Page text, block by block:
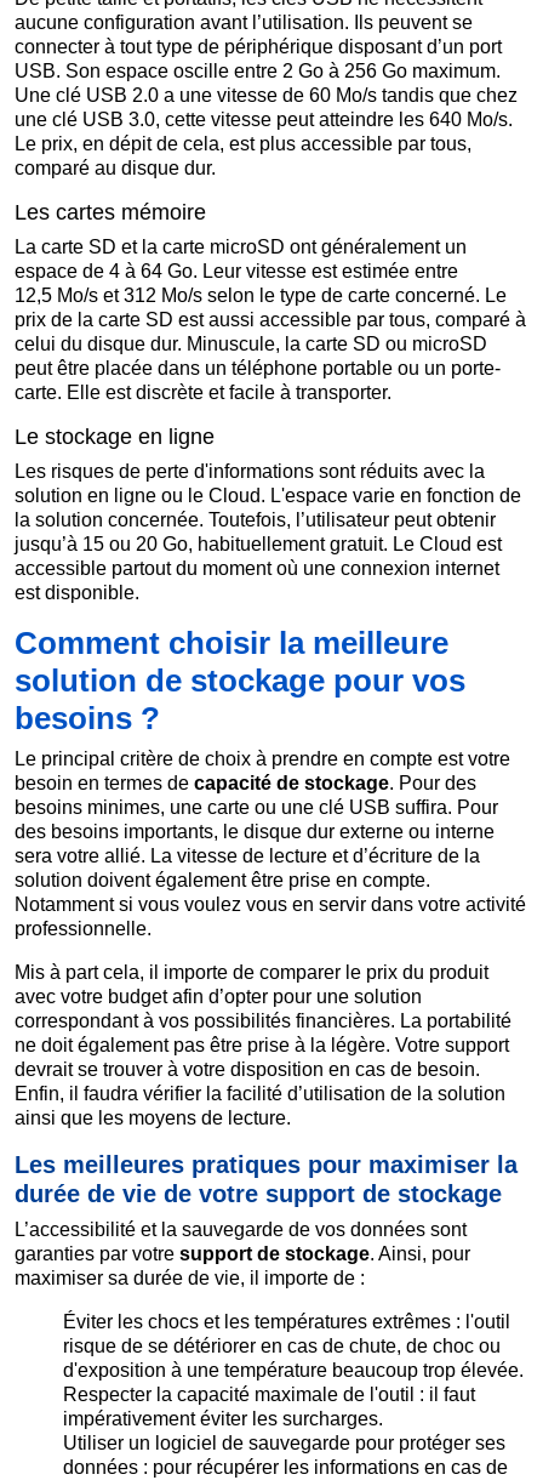
aucune configuration avant l’utilisation. Ils peuvent se
connecter à tout type de périphérique disposant d’un port
USB. Son espace oscille entre 2 Go à 256 Go maximum.
Une clé USB 2.0 a une vitesse de 60 Mo/s tandis que chez
une clé USB 3.0, cette vitesse peut atteindre les 640 Mo/s.
Le prix, en dépit de cela, est plus accessible par tous,
comparé au disque dur.
Les cartes mémoire
La carte SD et la carte microSD ont généralement un
espace de 4 à 64 Go. Leur vitesse est estimée entre
12,5 Mo/s et 312 Mo/s selon le type de carte concerné. Le
prix de la carte SD est aussi accessible par tous, comparé à
celui du disque dur. Minuscule, la carte SD ou microSD
peut être placée dans un téléphone portable ou un porte-
carte. Elle est discrète et facile à transporter.
Le stockage en ligne
Les risques de perte d'informations sont réduits avec la
solution en ligne ou le Cloud. L'espace varie en fonction de
la solution concernée. Toutefois, l’utilisateur peut obtenir
jusqu’à 15 ou 20 Go, habituellement gratuit. Le Cloud est
accessible partout du moment où une connexion internet
est disponible.
Comment choisir la meilleure
solution de stockage pour vos
besoins ?
Le principal critère de choix à prendre en compte est votre
besoin en termes de capacité de stockage. Pour des
besoins minimes, une carte ou une clé USB suffira. Pour
des besoins importants, le disque dur externe ou interne
sera votre allié. La vitesse de lecture et d’écriture de la
solution doivent également être prise en compte.
Notamment si vous voulez vous en servir dans votre activité
professionnelle.
Mis à part cela, il importe de comparer le prix du produit
avec votre budget afin d’opter pour une solution
correspondant à vos possibilités financières. La portabilité
ne doit également pas être prise à la légère. Votre support
devrait se trouver à votre disposition en cas de besoin.
Enfin, il faudra vérifier la facilité d’utilisation de la solution
ainsi que les moyens de lecture.
Les meilleures pratiques pour maximiser la
durée de vie de votre support de stockage
L’accessibilité et la sauvegarde de vos données sont
garanties par votre support de stockage. Ainsi, pour
maximiser sa durée de vie, il importe de :
Éviter les chocs et les températures extrêmes : l'outil
risque de se détériorer en cas de chute, de choc ou
d'exposition à une température beaucoup trop élevée.
Respecter la capacité maximale de l'outil : il faut
impérativement éviter les surcharges.
Utiliser un logiciel de sauvegarde pour protéger ses
données : pour récupérer les informations en cas de